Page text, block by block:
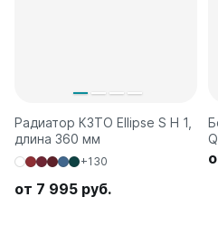
Радиатор КЗТО Ellipse S H 1,
длина 360 мм
+130
от 7 995 руб.